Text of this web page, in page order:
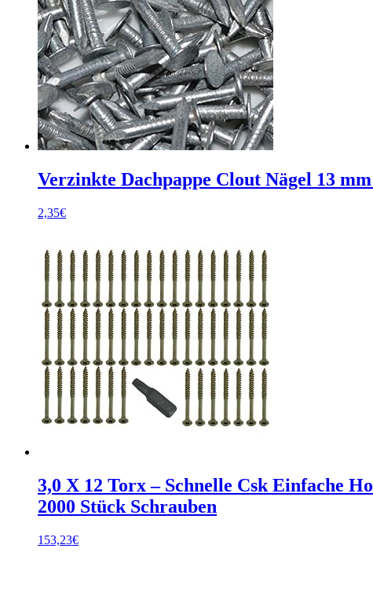
Verzinkte Dachpappe Clout Nägel 13
2,35€
3,0 X 12 Torx – Schnelle Csk Einfache
2000 Stück Schrauben
153,23€